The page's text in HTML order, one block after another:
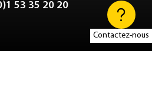
Contactez-nous
53 35 20 20